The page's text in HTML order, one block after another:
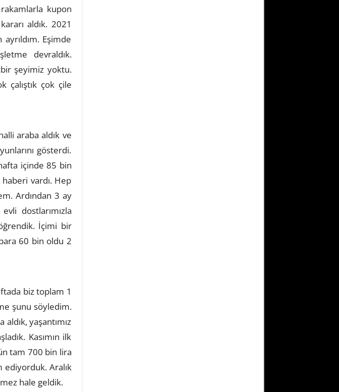
kupon
aldık. 2021
Eşimde
devraldık.
şeyimiz yoktu.
çalıştık çok çile
araba aldık ve
gösterdi.
içinde 85 bin
vardı. Hep
Ardından 3 ay
dostlarımızla
İçimi bir
60 bin oldu 2
biz toplam 1
şunu söyledim.
yaşantımız
Kasımın ilk
tam 700 bin lira
Aralık
hale geldik.